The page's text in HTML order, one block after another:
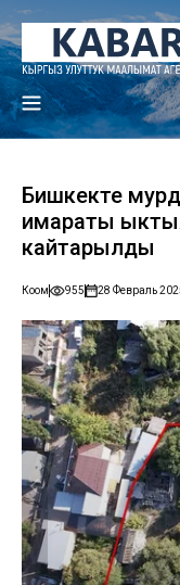
Бишкекте
имараты
кайтарылды
Коом 955 28 Февраль